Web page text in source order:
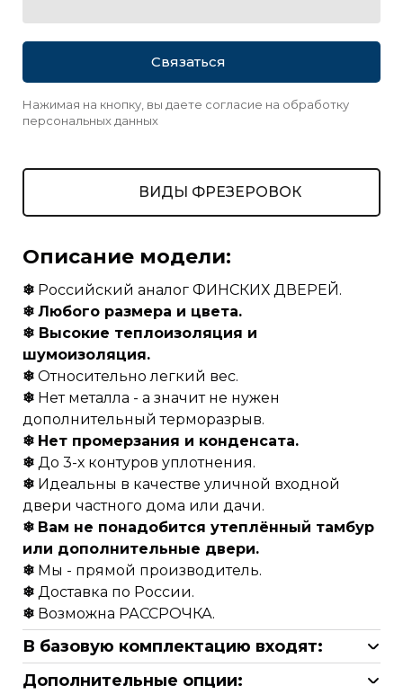
Связаться
Нажимая на кнопку, вы даете согласие на обработку
персональных данных
ВИДЫ ФРЕЗЕРОВОК
Описание модели:
❄ Российский аналог ФИНСКИХ ДВЕРЕЙ.
❄ Любого размера и цвета.
❄ Высокие теплоизоляция и
шумоизоляция.
❄ Относительно легкий вес.
❄ Нет металла - а значит не нужен
дополнительный терморазрыв.
❄ Нет промерзания и конденсата.
❄ До 3-х контуров уплотнения.
❄ Идеальны в качестве уличной входной
двери частного дома или дачи.
❄ Вам не понадобится утеплённый тамбур
или дополнительные двери.
❄ Мы - прямой производитель.
❄ Доставка по России.
❄ Возможна РАССРОЧКА.
В базовую комплектацию входят:
полотно с коробкой (двойной контур
уплотнителя)
Дополнительные опции: